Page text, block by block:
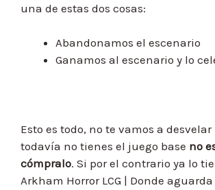
una de estas dos cosas:
Abandonamos el escenario
Ganamos al escenario y lo
Esto es todo, no te vamos a desvelar
todavía no tienes el juego base no
cómpralo. Si por el contrario ya lo
Arkham Horror LCG | Donde